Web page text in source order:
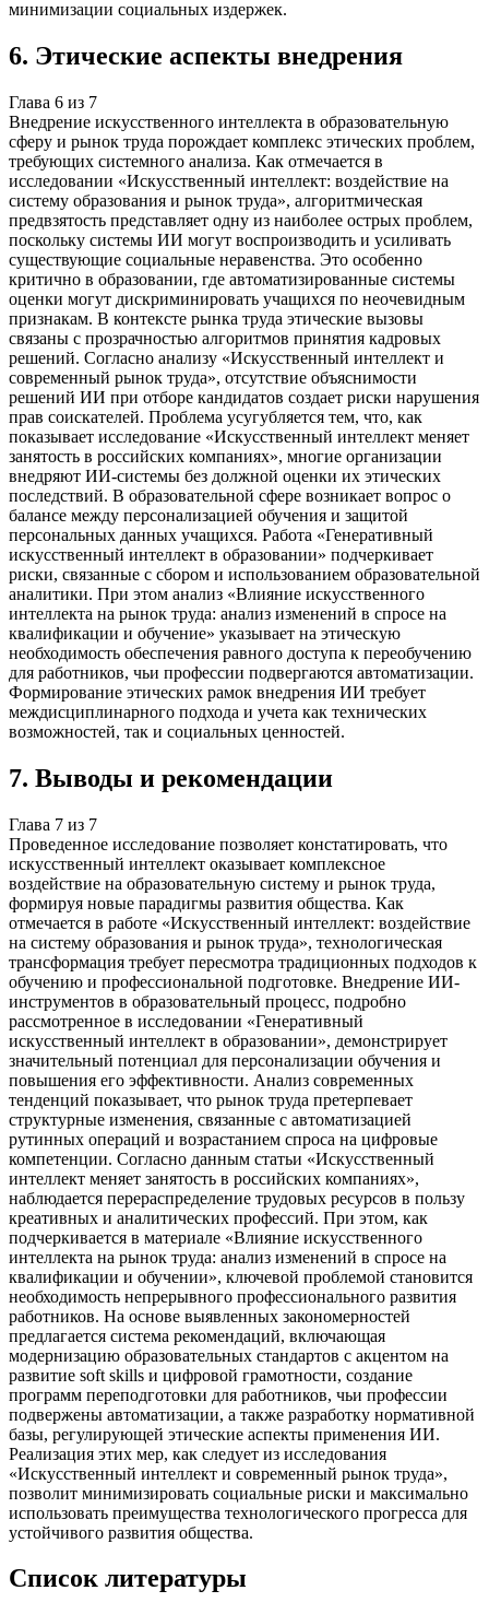
минимизации социальных издержек.
6. Этические аспекты внедрения
Глава 6 из 7
Внедрение искусственного интеллекта в образовательную
сферу и рынок труда порождает комплекс этических проблем,
требующих системного анализа. Как отмечается в
исследовании «Искусственный интеллект: воздействие на
систему образования и рынок труда», алгоритмическая
предвзятость представляет одну из наиболее острых проблем,
поскольку системы ИИ могут воспроизводить и усиливать
существующие социальные неравенства. Это особенно
критично в образовании, где автоматизированные системы
оценки могут дискриминировать учащихся по неочевидным
признакам. В контексте рынка труда этические вызовы
связаны с прозрачностью алгоритмов принятия кадровых
решений. Согласно анализу «Искусственный интеллект и
современный рынок труда», отсутствие объяснимости
решений ИИ при отборе кандидатов создает риски нарушения
прав соискателей. Проблема усугубляется тем, что, как
показывает исследование «Искусственный интеллект меняет
занятость в российских компаниях», многие организации
внедряют ИИ-системы без должной оценки их этических
последствий. В образовательной сфере возникает вопрос о
балансе между персонализацией обучения и защитой
персональных данных учащихся. Работа «Генеративный
искусственный интеллект в образовании» подчеркивает
риски, связанные с сбором и использованием образовательной
аналитики. При этом анализ «Влияние искусственного
интеллекта на рынок труда: анализ изменений в спросе на
квалификации и обучение» указывает на этическую
необходимость обеспечения равного доступа к переобучению
для работников, чьи профессии подвергаются автоматизации.
Формирование этических рамок внедрения ИИ требует
междисциплинарного подхода и учета как технических
возможностей, так и социальных ценностей.
7. Выводы и рекомендации
Глава 7 из 7
Проведенное исследование позволяет констатировать, что
искусственный интеллект оказывает комплексное
воздействие на образовательную систему и рынок труда,
формируя новые парадигмы развития общества. Как
отмечается в работе «Искусственный интеллект: воздействие
на систему образования и рынок труда», технологическая
трансформация требует пересмотра традиционных подходов к
обучению и профессиональной подготовке. Внедрение ИИ-
инструментов в образовательный процесс, подробно
рассмотренное в исследовании «Генеративный
искусственный интеллект в образовании», демонстрирует
значительный потенциал для персонализации обучения и
повышения его эффективности. Анализ современных
тенденций показывает, что рынок труда претерпевает
структурные изменения, связанные с автоматизацией
рутинных операций и возрастанием спроса на цифровые
компетенции. Согласно данным статьи «Искусственный
интеллект меняет занятость в российских компаниях»,
наблюдается перераспределение трудовых ресурсов в пользу
креативных и аналитических профессий. При этом, как
подчеркивается в материале «Влияние искусственного
интеллекта на рынок труда: анализ изменений в спросе на
квалификации и обучении», ключевой проблемой становится
необходимость непрерывного профессионального развития
работников. На основе выявленных закономерностей
предлагается система рекомендаций, включающая
модернизацию образовательных стандартов с акцентом на
развитие soft skills и цифровой грамотности, создание
программ переподготовки для работников, чьи профессии
подвержены автоматизации, а также разработку нормативной
базы, регулирующей этические аспекты применения ИИ.
Реализация этих мер, как следует из исследования
«Искусственный интеллект и современный рынок труда»,
позволит минимизировать социальные риски и максимально
использовать преимущества технологического прогресса для
устойчивого развития общества.
Список литературы